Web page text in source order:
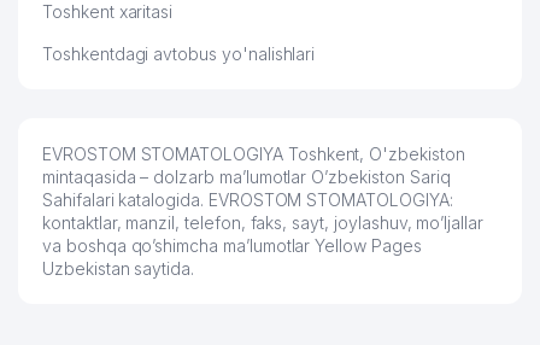
65
№173
67 TOSHKENT PEDAGOGIKA KOLLEJI 475 м
68 NAIRI BIZNES MChJ 476 м
69 KASMED XUSUSIY KORXONASI
Toshkent xaritasi
Toshkentdagi avtobus yo'nalishlari
EVROSTOM STOMATOLOGIYA Toshkent, O'zbekiston
mintaqasida – dolzarb ma’lumotlar O’zbekiston Sariq
Sahifalari katalogida. EVROSTOM STOMATOLOGIYA:
kontaktlar, manzil, telefon, faks, sayt, joylashuv, mo’ljallar
va boshqa qo’shimcha ma’lumotlar Yellow Pages
Uzbekistan saytida.